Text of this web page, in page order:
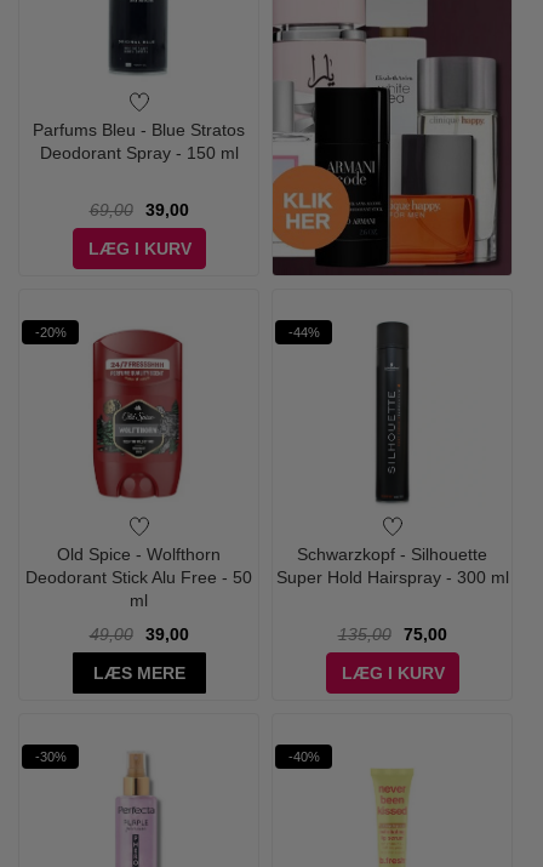
Parfums Bleu - Blue Stratos
Deodorant Spray - 150 ml
69,00
39,00
LÆG I KURV
-20%
Old Spice - Wolfthorn
Deodorant Stick Alu Free - 50
ml
49,00
39,00
LÆS MERE
-44%
Schwarzkopf - Silhouette
Super Hold Hairspray - 300 ml
135,00
75,00
LÆG I KURV
-30% -40%